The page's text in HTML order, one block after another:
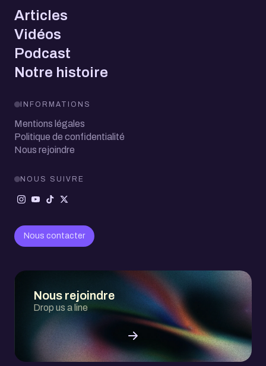
Articles
Vidéos
Podcast
Notre histoire
INFORMATIONS
Mentions légales
Politique de confidentialité
Nous rejoindre
NOUS SUIVRE
Nous contacter
Nous rejoindre
Drop us a line